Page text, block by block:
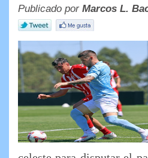
Publicado por Marcos L.